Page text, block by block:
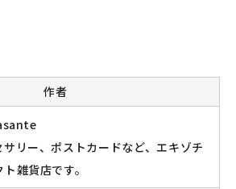
作者
リー、ポストカードなど、エキゾチ
雑貨店です。